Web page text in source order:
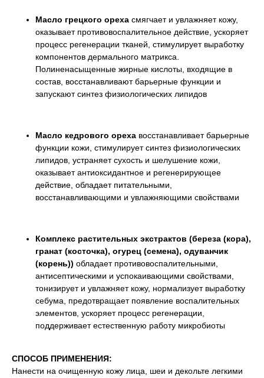
Масло грецкого ореха смягчает и увлажняет кожу,
оказывает противовоспалительное действие, ускоряет
процесс регенерации тканей, стимулирует выработку
компонентов дермального матрикса.
Полиненасыщенные жирные кислоты, входящие в
состав, восстанавливают барьерные функции и
запускают синтез физиологических липидов
Масло кедрового ореха восстанавливает барьерные
функции кожи, стимулирует синтез физиологических
липидов, устраняет сухость и шелушение кожи,
оказывает антиоксидантное и регенерирующее
действие, обладает питательными,
восстанавливающими и увлажняющими свойствами
Комплекс растительных экстрактов (береза (кора),
гранат (косточка), огурец (семена), одуванчик
(корень)) обладает противовоспалительными,
антисептическими и успокаивающими свойствами,
тонизирует и увлажняет кожу, нормализует выработку
себума, предотвращает появление воспалительных
элементов, ускоряет процесс регенерации,
поддерживает естественную работу микробиоты
СПОСОБ ПРИМЕНЕНИЯ:
Нанести на очищенную кожу лица, шеи и декольте легкими